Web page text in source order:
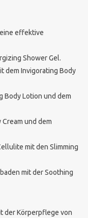
effektive
Shower Gel.
dem Invigorating Body
Body Lotion und dem
Cream und dem
mit den Slimming
mit der Soothing
der Körperpflege von